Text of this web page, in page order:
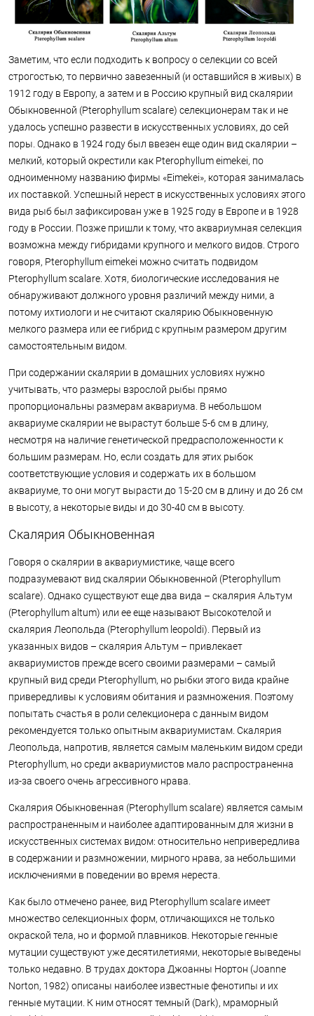
Заметим, что если подходить к вопросу о селекции со всей
строгостью, то первично завезенный (и оставшийся в живых) в
1912 году в Европу, а затем и в Россию крупный вид скалярии
Обыкновенной (Pterophyllum scalare) селекционерам так и не
удалось успешно развести в искусственных условиях, до сей
поры. Однако в 1924 году был ввезен еще один вид скалярии –
мелкий, который окрестили как Pterophyllum eimekei, по
одноименному названию фирмы «Eimekei», которая занималась
их поставкой. Успешный нерест в искусственных условиях этого
вида рыб был зафиксирован уже в 1925 году в Европе и в 1928
году в России. Позже пришли к тому, что аквариумная селекция
возможна между гибридами крупного и мелкого видов. Строго
говоря, Pterophyllum eimekei можно считать подвидом
Pterophyllum scalare. Хотя, биологические исследования не
обнаруживают должного уровня различий между ними, а
потому ихтиологи и не считают скалярию Обыкновенную
мелкого размера или ее гибрид с крупным размером другим
самостоятельным видом.
При содержании скалярии в домашних условиях нужно
учитывать, что размеры взрослой рыбы прямо
пропорциональны размерам аквариума. В небольшом
аквариуме скалярии не вырастут больше 5-6 см в длину,
несмотря на наличие генетической предрасположенности к
большим размерам. Но, если создать для этих рыбок
соответствующие условия и содержать их в большом
аквариуме, то они могут вырасти до 15-20 см в длину и до 26 см
в высоту, а некоторые виды и до 30-40 см в высоту.
Cкалярия Обыкновенная
Говоря о скалярии в аквариумистике, чаще всего
подразумевают вид скалярии Обыкновенной (Pterophyllum
scalare). Однако существуют еще два вида – скалярия Альтум
(Pterophyllum altum) или ее еще называют Высокотелой и
скалярия Леопольда (Pterophyllum leopoldi). Первый из
указанных видов – скалярия Альтум – привлекает
аквариумистов прежде всего своими размерами – самый
крупный вид среди Pterophyllum, но рыбки этого вида крайне
привередливы к условиям обитания и размножения. Поэтому
попытать счастья в роли селекционера с данным видом
рекомендуется только опытным аквариумистам. Скалярия
Леопольда, напротив, является самым маленьким видом среди
Pterophyllum, но среди аквариумистов мало распространенна
из-за своего очень агрессивного нрава.
Скалярия Обыкновенная (Pterophyllum scalare) является самым
распространенным и наиболее адаптированным для жизни в
искусственных системах видом: относительно непривередлива
в содержании и размножении, мирного нрава, за небольшими
исключениями в поведении во время нереста.
Как было отмечено ранее, вид Pterophyllum scalare имеет
множество селекционных форм, отличающихся не только
окраской тела, но и формой плавников. Некоторые генные
мутации существуют уже десятилетиями, некоторые выведены
только недавно. В трудах доктора Джоанны Нортон (Joanne
Norton, 1982) описаны наиболее известные фенотипы и их
генные мутации. К ним относят темный (Dark), мраморный